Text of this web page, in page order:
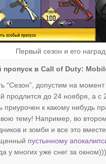
Первый сезон и его
пропуск в Call of Duty:
“Сезон”, допустим на момент
продлится до 24 ноября, а с
приурочен к какому нибудь
тему! Например, во
и зомби и все это
пустынному
у многих уже снег за окном)))